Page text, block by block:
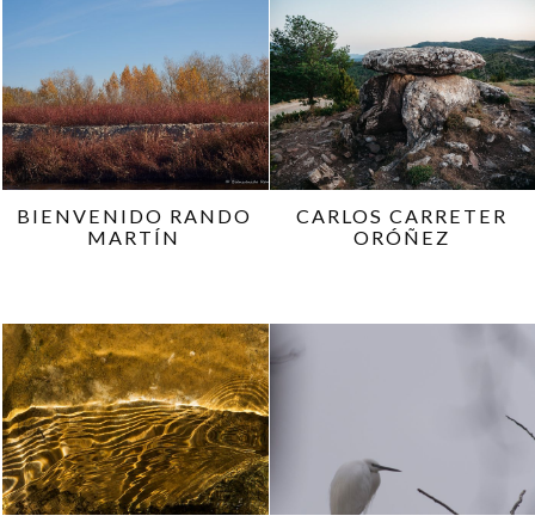
BIENVENIDO RANDO
MARTÍN
CARLOS CARRETER
ORÓÑEZ